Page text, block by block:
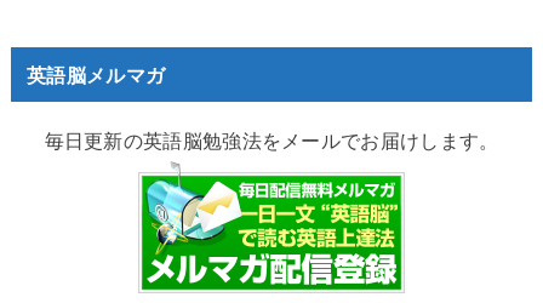
英語脳メルマガ
毎日更新の英語脳勉強法をメールでお届けします。